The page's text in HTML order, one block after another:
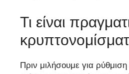
Τι είναι
Πριν μιλήσουμε για